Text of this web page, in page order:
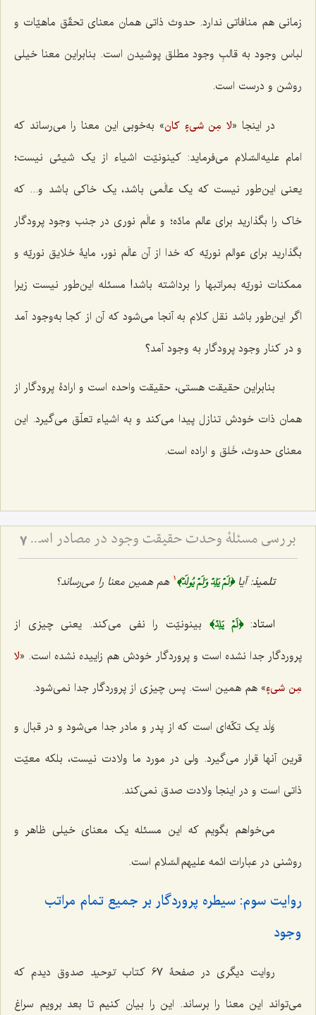
زمانی هم منافاتی ندارد. حدوث ذاتی همان معنای تحقّق ماهیّات و
لباس وجود به قالبِ وجود مطلق پوشیدن است. بنابراین معنا خیلی
روشن و درست است.
در اینجا «لا مِن شیءٍ کان» به‌خوبی این معنا را می‌رساند که
امام علیه السّلام می‌فرماید: کینونیّت اشیاء از یک شیئی نیست؛
یعنی این‌طور نیست که یک عالَمی باشد، یک خاکی باشد و... که
خاک را بگذارید برای عالم مادّه؛ و عالَم نوری در جنب وجود پرودگار
بگذارید برای عوالم نوریّه که خدا از آن عالَم نور، مایۀ خلایق نوریّه و
ممکنات نوریّه بمراتبها را برداشته باشد! مسئله این‌طور نیست زیرا
اگر این‌طور باشد نقل کلام به آنجا می‌شود که آن از کجا به‌وجود آمد
و در کنار وجود پرودگار به وجود آمد؟
بنابراین حقیقت هستی، حقیقت واحده است و ارادۀ پرودگار از
همان ذات خودش تنازل پیدا می‌کند و به اشیاء تعلّق می‌گیرد. این
معنای حدوث، خَلق و اراده است.
بررسی مسئلۀ وحدت حقیقت وجود در مصادر اسلامی (4) - ذکر روایات دالّ بر وحدت حقّۀ حقیقیّه 7
تلمیذ: آیا﴿لَمۡ يَلِدۡ وَلَمۡ يُولَدۡ﴾ 1 هم همین معنا را می‌رساند؟
استاد:﴿لَمۡ يَلِدۡ﴾ بینونیّت را نفی می‌کند. یعنی چیزی از
پروردگار جدا نشده است و پروردگار خودش هم زاییده نشده است. «لا
مِن شیءٍ» هم همین است. پس چیزی از پروردگار جدا نمی‌شود.
وَلَد یک تکّه‌ای است که از پدر و مادر جدا می‌شود و در قبال و
قرین آنها قرار می‌گیرد. ولی در مورد ما ولادت نیست، بلکه معیّت
ذاتی است و در اینجا ولادت صدق نمی‌کند.
می‌خواهم بگویم که این مسئله یک معنای خیلی ظاهر و
روشنی در عبارات ائمه علیهم السّلام است.
روایت سوم: سیطره پروردگار بر جمیع تمام مراتب
وجود
روایت دیگری در صفحۀ 67 کتاب توحید صدوق دیدم که
می‌تواند این معنا را برساند. این را بیان کنیم تا بعد برویم سراغ